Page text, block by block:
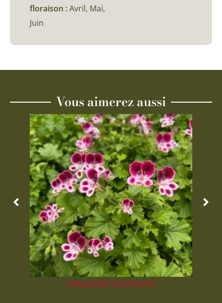
floraison :Avril, Mai,
Juin
Vous aimerez aussi
Indisponible actuellement